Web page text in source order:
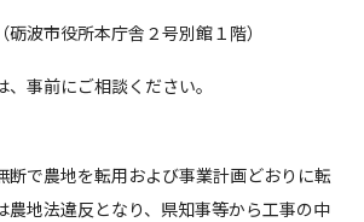
波市役所本庁舎２号別館１階）
事前にご相談ください。
で農地を転用および事業計画どおりに転
農地法違反となり、県知事等から工事の中